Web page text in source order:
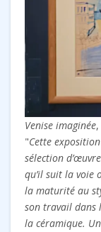
Venise imaginée
"Cette
sélection
qu’il suit la voie
la maturité au
son travail dans
la céramique.